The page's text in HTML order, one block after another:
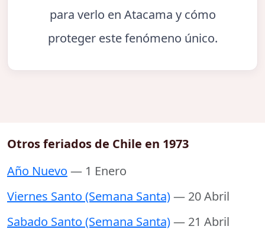
para verlo en Atacama y cómo
proteger este fenómeno único.
Otros feriados de Chile en 1973
Año Nuevo — 1 Enero
Viernes Santo (Semana Santa)— 20 Abril
Sabado Santo (Semana Santa)— 21 Abril